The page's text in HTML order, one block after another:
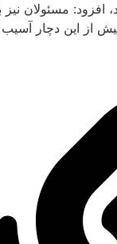
افزود: مسئولان
از این دچار